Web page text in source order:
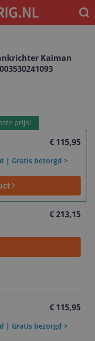
Kaiman
prijs!
€ 115,95
| Gratis bezorgd >
€ 213,15
€ 115,95
| Gratis bezorgd >